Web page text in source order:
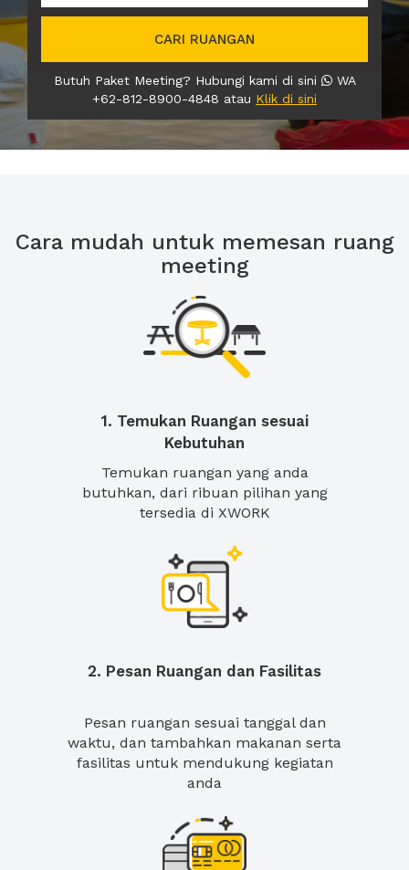
CARI RUANGAN
Butuh Paket Meeting? Hubungi kami di sini
WA
+62-812-8900-4848 atau Klik di sini
Cara mudah untuk memesan ruang
meeting
1. Temukan Ruangan sesuai
Kebutuhan
Temukan ruangan yang anda
butuhkan, dari ribuan pilihan yang
tersedia di XWORK
2. Pesan Ruangan dan Fasilitas
Pesan ruangan sesuai tanggal dan
waktu, dan tambahkan makanan serta
fasilitas untuk mendukung kegiatan
anda